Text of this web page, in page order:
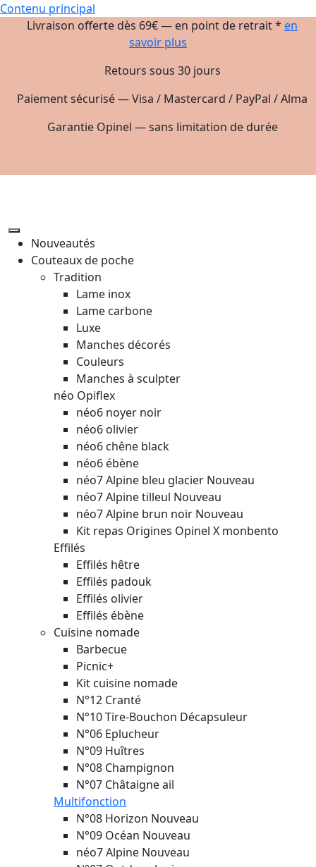
Contenu principal
Livraison offerte dès 69€ — en point de retrait * en
savoir plus
Retours sous 30 jours
Paiement sécurisé — Visa / Mastercard / PayPal / Alma
Garantie Opinel — sans limitation de durée
Nouveautés
Couteaux de poche
Tradition
Lame inox
Lame carbone
Luxe
Manches décorés
Couleurs
Manches à sculpter
néo Opiflex
néo6 noyer noir
néo6 olivier
néo6 chêne black
néo6 ébène
néo7 Alpine bleu glacier Nouveau
néo7 Alpine tilleul Nouveau
néo7 Alpine brun noir Nouveau
Kit repas Origines Opinel X monbento
Effilés
Effilés hêtre
Effilés padouk
Effilés olivier
Effilés ébène
Cuisine nomade
Barbecue
Picnic+
Kit cuisine nomade
N°12 Cranté
N°10 Tire-Bouchon Décapsuleur
N°06 Eplucheur
N°09 Huîtres
N°08 Champignon
N°07 Châtaigne ail
Multifonction
N°08 Horizon Nouveau
N°09 Océan Nouveau
néo7 Alpine Nouveau